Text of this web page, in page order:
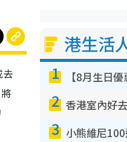
去
港生活
1
2
3